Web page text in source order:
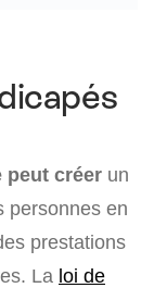
peut créer un
personnes en
prestations
La loi de